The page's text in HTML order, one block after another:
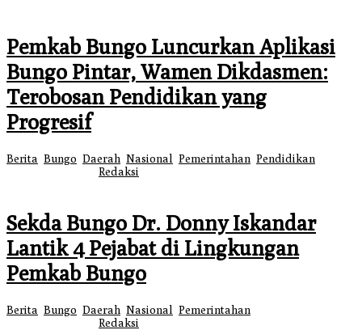
Pemkab Bungo Luncurkan Aplikasi
Bungo Pintar, Wamen Dikdasmen:
Terobosan Pendidikan yang
Progresif
Berita Bungo Daerah Nasional Pemerintahan Pendidikan
Redaksi
Sekda Bungo Dr. Donny Iskandar
Lantik 4 Pejabat di Lingkungan
Pemkab Bungo
Berita Bungo Daerah Nasional Pemerintahan
Redaksi